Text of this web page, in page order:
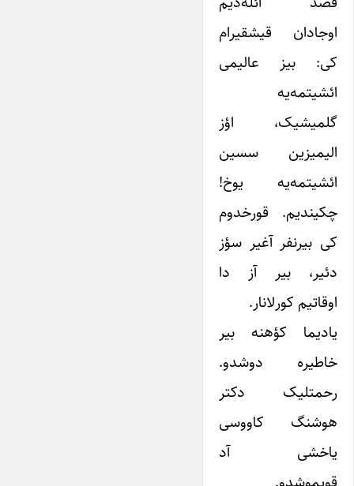
اوجادان قیشقیرام
کی: بیز عالیمی
ائشیتمه‌یه
گلمیشیک، اؤز
الیمیزین سسین
ائشیتمه‌یه یوخ!
چکیندیم. قورخدوم
کی بیرنفر آغیر سؤز
دئیر، بیر آز دا
اوقاتیم کورلانار.
یادیما کؤهنه بیر
خاطیره دوشدو.
رحمتلیک دکتر
هوشنگ کاووسی
یاخشی آد